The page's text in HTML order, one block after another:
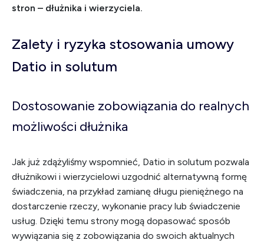
stron – dłużnika i wierzyciela.
Zalety i ryzyka stosowania umowy
Datio in solutum
Dostosowanie zobowiązania do realnych
możliwości dłużnika
Jak już zdążyliśmy wspomnieć, Datio in solutum pozwala
dłużnikowi i wierzycielowi uzgodnić alternatywną formę
świadczenia, na przykład zamianę długu pieniężnego na
dostarczenie rzeczy, wykonanie pracy lub świadczenie
usług. Dzięki temu strony mogą dopasować sposób
wywiązania się z zobowiązania do swoich aktualnych